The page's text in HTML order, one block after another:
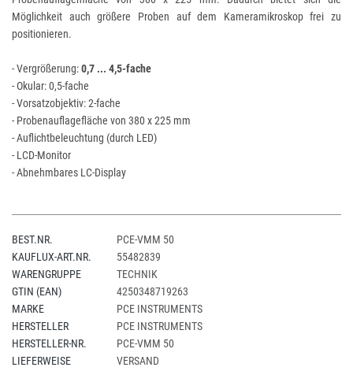
Möglichkeit auch größere Proben auf dem Kameramikroskop frei zu
positionieren.
- Vergrößerung:0,7 ... 4,5-fache
- Okular: 0,5-fache
- Vorsatzobjektiv: 2-fache
- Probenauflagefläche von 380 x 225 mm
- Auflichtbeleuchtung (durch LED)
- LCD-Monitor
- Abnehmbares LC-Display
BEST.NR.
PCE-VMM 50
KAUFLUX-ART.NR.
55482839
WARENGRUPPE
TECHNIK
GTIN (EAN)
4250348719263
MARKE
PCE INSTRUMENTS
HERSTELLER
PCE INSTRUMENTS
HERSTELLER-NR.
PCE-VMM 50
LIEFERWEISE
VERSAND